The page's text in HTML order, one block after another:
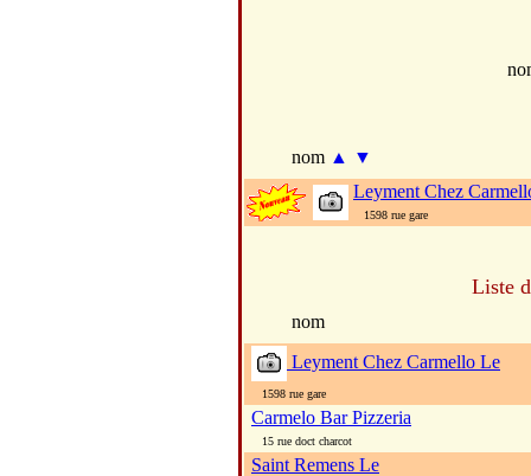
nom ▲
▼
Leyment Chez
1598 rue gare
Liste
nom
Leyment Chez Carmello Le
1598 rue gare
Carmelo Bar Pizzeria
15 rue doct charcot
Saint Remens Le